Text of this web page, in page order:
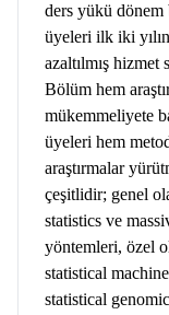
ders yükü dönem
üyeleri ilk iki
azaltılmış hizmet
Bölüm hem
mükemmeliyete
üyeleri hem
araştırmalar
çeşitlidir; genel
statistics ve
yöntemleri, özel
statistical
statistical